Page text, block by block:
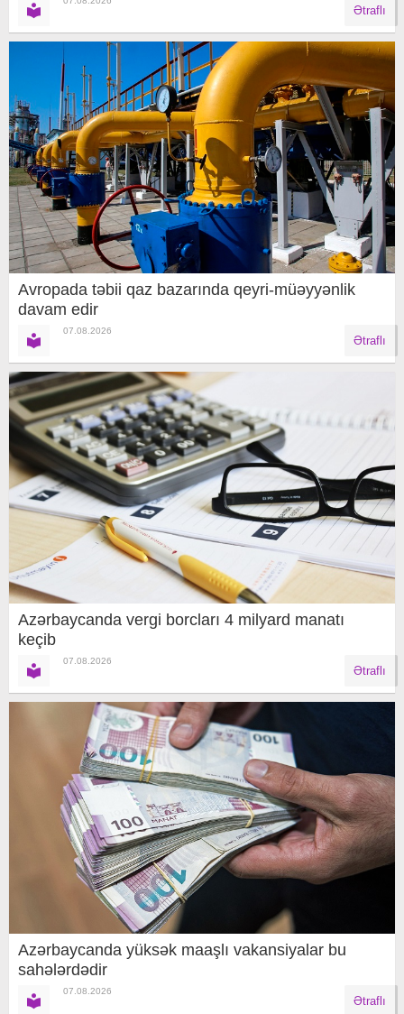
Ətraflı
Avropada təbii qaz bazarında qeyri-müəyyənlik
davam edir
07.08.2026
Ətraflı
Azərbaycanda vergi borcları 4 milyard manatı
keçib
07.08.2026
Ətraflı
Azərbaycanda yüksək maaşlı vakansiyalar bu
sahələrdədir
07.08.2026
Ətraflı